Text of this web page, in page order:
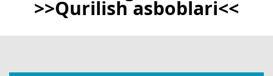
>>Qurilish asboblari<<